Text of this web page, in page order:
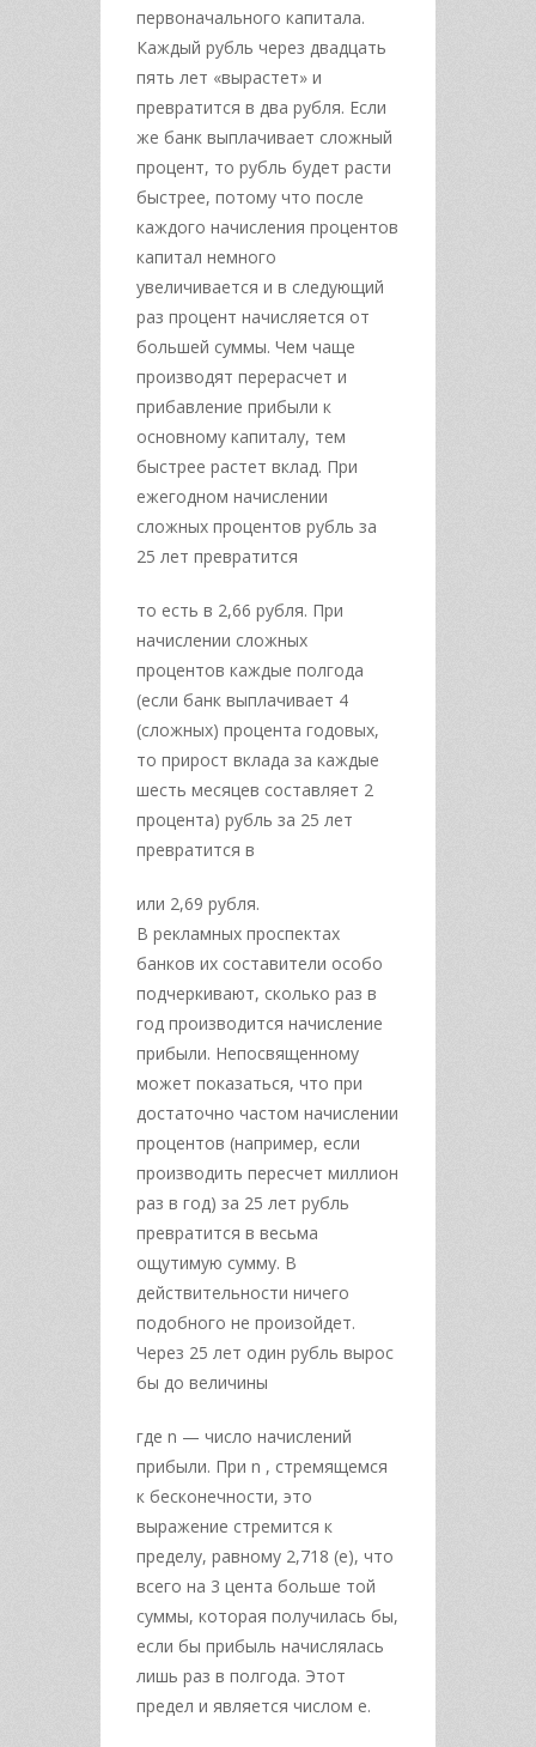
первоначального капитала.
Каждый рубль через двадцать
пять лет «вырастет» и
превратится в два рубля. Если
же банк выплачивает сложный
процент, то рубль будет расти
быстрее, потому что после
каждого начисления процентов
капитал немного
увеличивается и в следующий
раз процент начисляется от
большей суммы. Чем чаще
производят перерасчет и
прибавление прибыли к
основному капиталу, тем
быстрее растет вклад. При
ежегодном начислении
сложных процентов рубль за
25 лет превратится
то есть в 2,66 рубля. При
начислении сложных
процентов каждые полгода
(если банк выплачивает 4
(сложных) процента годовых,
то прирост вклада за каждые
шесть месяцев составляет 2
процента) рубль за 25 лет
превратится в
или 2,69 рубля.
В рекламных проспектах
банков их составители особо
подчеркивают, сколько раз в
год производится начисление
прибыли. Непосвященному
может показаться, что при
достаточно частом начислении
процентов (например, если
производить пересчет миллион
раз в год) за 25 лет рубль
превратится в весьма
ощутимую сумму. В
действительности ничего
подобного не произойдет.
Через 25 лет один рубль вырос
бы до величины
где n — число начислений
прибыли. При n , стремящемся
к бесконечности, это
выражение стремится к
пределу, равному 2,718 (e), что
всего на 3 цента больше той
суммы, которая получилась бы,
если бы прибыль начислялась
лишь раз в полгода. Этот
предел и является числом е.